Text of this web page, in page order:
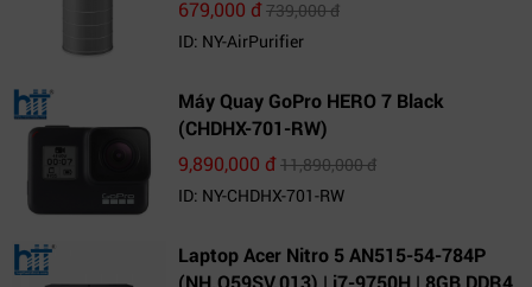
679,000 đ739,000 đ
ID: NY-AirPurifier
Máy Quay GoPro HERO 7 Black
(CHDHX-701-RW)
9,890,000 đ11,890,000 đ
ID: NY-CHDHX-701-RW
Laptop Acer Nitro 5 AN515-54-784P
(NH.Q59SV.013) | i7-9750H | 8GB DDR4